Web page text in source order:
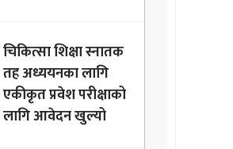
चिकित्सा शिक्षा स्नातक
तह अध्ययनका लागि
एकीकृत प्रवेश परीक्षाको
लागि आवेदन खुल्यो